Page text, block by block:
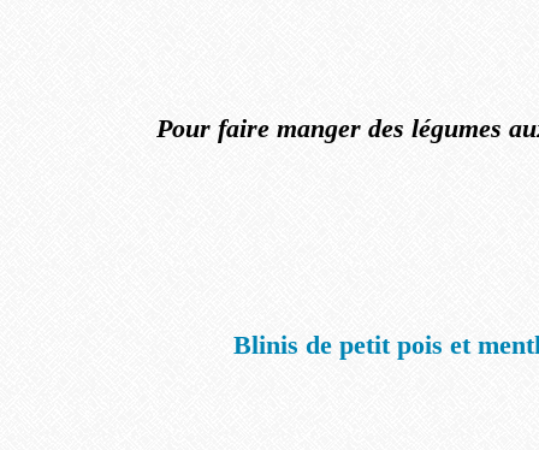
Pour faire manger des légumes
Blinis de petit pois et